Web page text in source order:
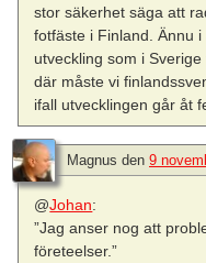
stor säkerhet säga att
fotfäste i Finland. Ännu
utveckling som i
där måste vi
ifall utvecklingen går åt
Magnus den 9
@Johan:
”Jag anser nog att
företeelser.”